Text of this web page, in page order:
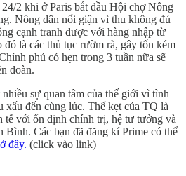
2 khi ở Paris bắt đầu Hội chợ Nông
Nông dân nổi giận vì thu không đủ
cạnh tranh được với hàng nhập từ
đó là các thủ tục rườm rà, gây tốn kém
phủ có hẹn trong 3 tuần nữa sẽ
đoàn.
sự quan tâm của thế giới vì tình
xấu đến cùng lúc. Thế kẹt của TQ là
tế với ổn định chính trị, hệ tư tưởng và
Bình. Các bạn đã đăng kí Prime có thể
ở đây. (click vào link)